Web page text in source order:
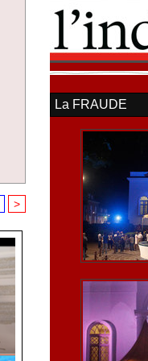
>
La FRAUDE